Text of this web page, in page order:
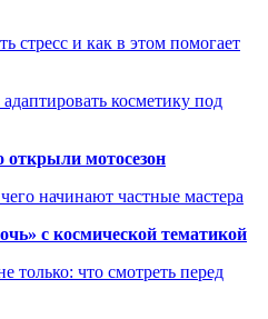
стресс и как в этом помогает
косметику под
мотосезон
начинают частные мастера
с космической тематикой
только: что смотреть перед